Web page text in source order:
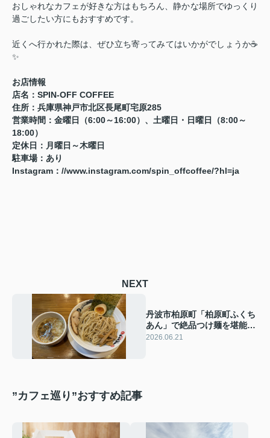
おしゃれなカフェが好きな方はもちろん、静かな場所でゆっくり
過ごしたい方にもおすすめです。
近くへ行かれた際は、ぜひ立ち寄ってみてはいかがでしょうか☕
✨
お店情報
店名：SPIN-OFF COFFEE
住所：兵庫県神戸市北区長尾町宅原285
営業時間：金曜日（6:00～16:00）、土曜日・日曜日（8:00～
18:00）
定休日：月曜日～木曜日
駐車場：あり
Instagram： //www.instagram.com/spin_offcoffee/?hl=ja
NEXT
丹波市柏原町「柏原町ふくち
あん」で絶品つけ麺を堪能し
ました！
2026.06.21
”カフェ巡り”おすすめ記事